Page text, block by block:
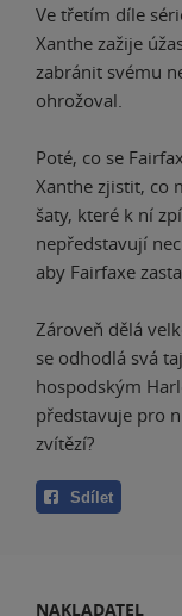
Ve třetím díle
Xanthe zažije
zabránit svému
ohrožoval.
Poté, co se
Xanthe zjistit, co
šaty, které k ní
nepředstavují
aby Fairfaxe
Zároveň dělá
se odhodlá svá
hospodským
představuje pro
zvítězí?
Sdílet
NAKLADATEL